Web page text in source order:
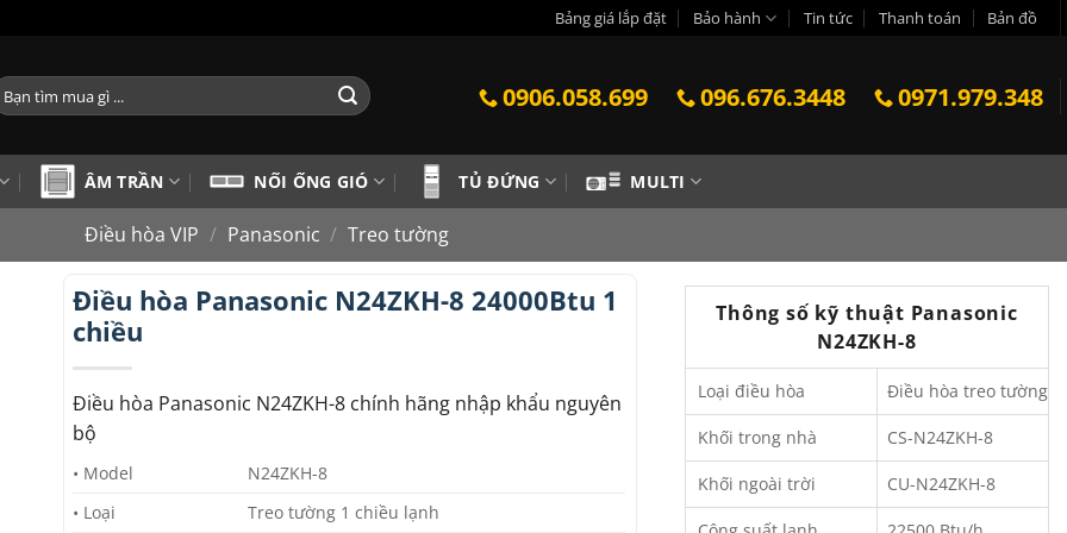
Bảng giá lắp đặt Bảo hành Tin tức Thanh toán Bản đồ
0906.058.699 096.676.3448 0971.979.348
ÂM TRẦN NỐI ỐNG GIÓ TỦ ĐỨNG MULTI
Điều hòa VIP / Panasonic / Treo tường
Điều hòa Panasonic N24ZKH-8 24000Btu 1
chiều
Điều hòa Panasonic N24ZKH-8 chính hãng nhập khẩu nguyên
bộ
• Model
N24ZKH-8
• Loại
Treo tường 1 chiều lạnh
Thông số kỹ thuật Panasonic
N24ZKH-8
Loại điều hòa Điều hòa treo tường
Khối trong nhà CS-N24ZKH-8
Khối ngoài trời CU-N24ZKH-8